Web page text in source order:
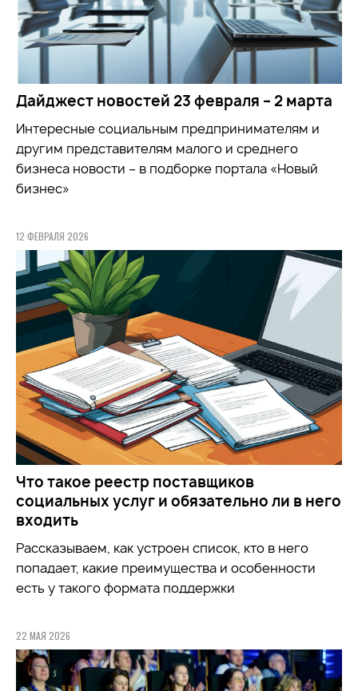
Дайджест новостей 23 февраля – 2 марта
Интересные социальным предпринимателям и
другим представителям малого и среднего
бизнеса новости – в подборке портала «Новый
бизнес»
12 ФЕВРАЛЯ 2026
Что такое реестр поставщиков
социальных услуг и обязательно ли в него
входить
Рассказываем, как устроен список, кто в него
попадает, какие преимущества и особенности
есть у такого формата поддержки
22 МАЯ 2026